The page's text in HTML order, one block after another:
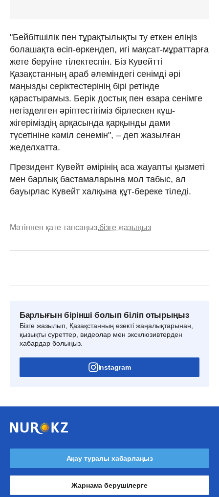
"Бейбітшілік пен тұрақтылықты ту еткен еліңіз
болашақта өсіп-өркендеп, игі мақсат-мұраттарға
жете беруіне тілектеспін. Біз Кувейтті
Қазақстанның араб әлеміндегі сенімді әрі
маңызды серіктестерінің бірі ретінде
қарастырамыз. Берік достық пен өзара сенімге
негізделген әріптестігіміз бірлескен күш-
жігеріміздің арқасында қарқынды дами
түсетініне кәміл сенемін", – деп жазылған
жеделхатта.
Президент Кувейт әмірінің аса жауапты қызметі
мен барлық бастамаларына мол табыс, ал
бауырлас Кувейт халқына құт-береке тіледі.
Мәтіннен қате тапсаңыз,бізге жазыңыз
Барлығын бірінші болып біліп отырыңыз
Бізге жазылып, Қазақстанның өзекті жаңалықтарынан,
қызықты суреттер, видеолар мен эксклюзивтерден
хабардар болыңыз.
Instagram
Ақау туралы хабарлаңыз
Жарнама берушілерге